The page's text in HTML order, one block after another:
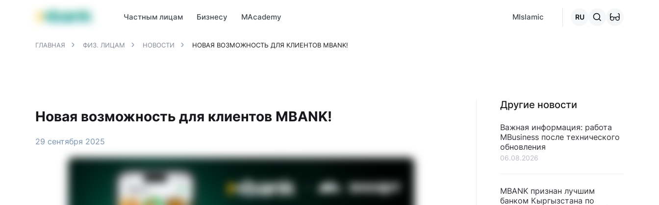
Продукты MBANK MJunior
Частным лицам Бизнесу MAcademy MIslamic RU
ГЛАВНАЯ ФИЗ. ЛИЦАМ НОВОСТИ НОВАЯ ВОЗМОЖНОСТЬ ДЛЯ КЛИЕНТОВ MBANK!
Новая возможность для клиентов MBANK!
29 сентября 2025
Другие новости
Важная информация: работа
MBusiness после технического
обновления
06.08.2026
MBANK признан лучшим
банком Кыргызстана по